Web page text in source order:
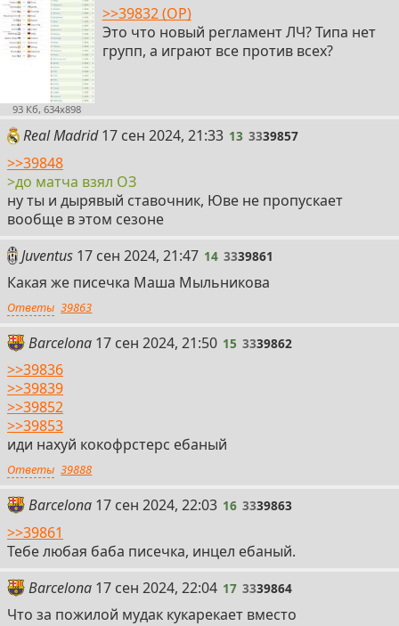
93 Кб, 634x898
>>39832 (OP)
Это что новый регламент ЛЧ? Типа нет
групп, а играют все против всех?
Real Madrid 13
17 сен 2024, 21:33 13 3339857
>>39848
>до матча взял ОЗ
ну ты и дырявый ставочник, Юве не пропускает
вообще в этом сезоне
Juventus 14
17 сен 2024, 21:47 14 3339861
Какая же писечка Маша Мыльникова
Ответы 39863
Barcelona 15
17 сен 2024, 21:50 15 3339862
>>39836
>>39839
>>39852
>>39853
иди нахуй кокофрстерс ебаный
Ответы 39888
Barcelona 16
17 сен 2024, 22:03 16 3339863
>>39861
Тебе любая баба писечка, инцел ебаный.
Barcelona 17
17 сен 2024, 22:04 17 3339864
Что за пожилой мудак кукарекает вместо